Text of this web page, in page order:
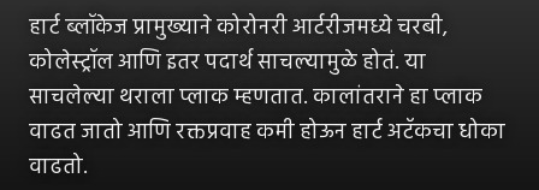
हार्ट ब्लॉकेज प्रामुख्याने कोरोनरी आर्टरीजमध्ये चरबी,
कोलेस्ट्रॉल आणि इतर पदार्थ साचल्यामुळे होतं. या
साचलेल्या थराला प्लाक म्हणतात. कालांतराने हा प्लाक
वाढत जातो आणि रक्तप्रवाह कमी होऊन हार्ट अटॅकचा धोका
वाढतो.